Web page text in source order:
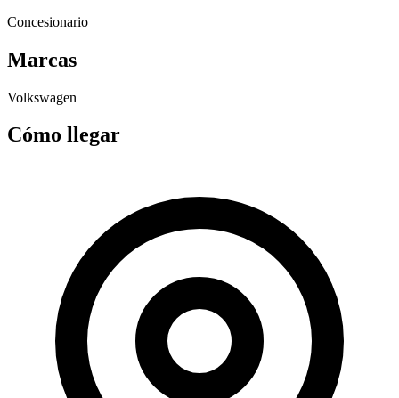
Concesionario
Marcas
Volkswagen
Cómo llegar